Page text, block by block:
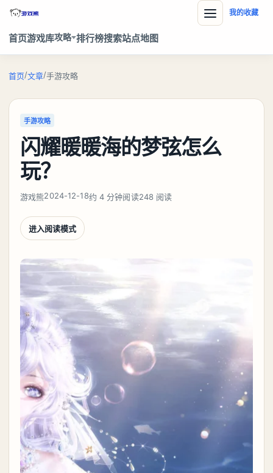
首页游戏库攻略 排行榜搜索站点地图
我的收藏
首页/文章/手游攻略
手游攻略
闪耀暖暖海的梦弦怎么
玩？
游戏熊2024-12-18约 4 分钟阅读248 阅读
进入阅读模式